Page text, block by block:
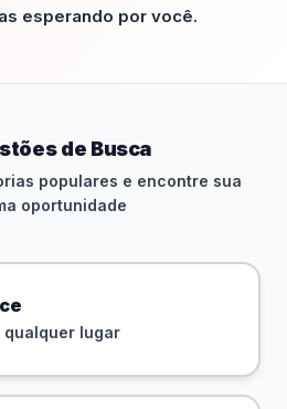
esperando por você.
de Busca
populares e encontre sua
oportunidade
qualquer lugar